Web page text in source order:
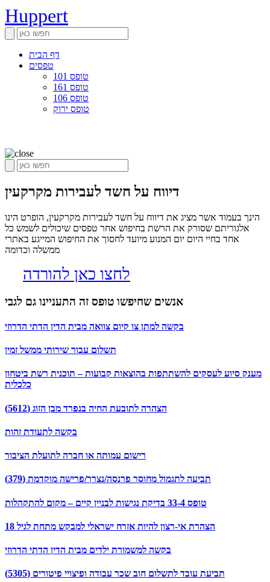
Huppert
דף הבית
טפסים
טופס 101
טופס 161
טופס 106
טופס ירוק
דיווח על חשד לעבירות מקרקעין
הינך בעמוד אשר מציג את דיווח על חשד לעבירות מקרקעין, הופרט הינו
אלגוריתם שסורק את הרשת בחיפוש אחר טפסים שיכולים לשמש כל
אחד בחיי היום יום המנוע מיועד לחסוך את החיפוש המייגע באתרי
ממשלה וכדומה
לחצו כאן להורדה
אנשים שחיפשו טופס זה התעניינו גם לגבי
בקשה למתן צו קיום צוואה מבית הדין הדתי הדרוזי
תשלום עבור שירותי ממשל זמין
מענק סיוע לעסקים להשתתפות בהוצאות קבועות – תוכנית רשת ביטחון
כלכלית
הצהרה לתובעת החיה בנפרד מבן הזוג (5612)
בקשה לתעודת זהות
רישום עמותה או חברה לתועלת הציבור
תביעה לתגמול מחוסר פרנסה/נצרך/פרישה מוקדמת (379)
טופס 33-4 בדיקת נגישות לבניין קיים – מקום להתקהלות
הצהרת אי-רצון להיות אזרח ישראלי למבקש מתחת לגיל 18
בקשה למשמורת ילדים מבית הדין הדתי הדרוזי
תביעת עובד לתשלום חוב שכר עבודה ופיצויי פיטורים (5305)